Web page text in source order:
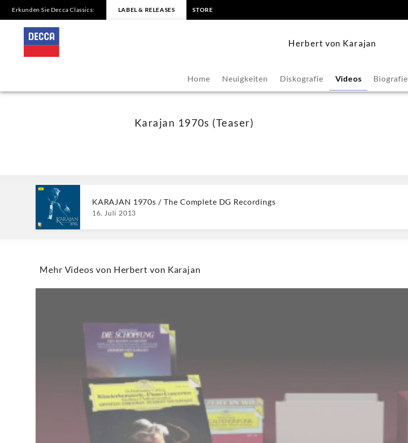
Karajan
1970s
-
Classics
Erkunden Sie Decca Classics: LABEL & RELEASES STORE
Herbert von Karajan
Home Neuigkeiten Diskografie Videos Biografie
Karajan 1970s (Teaser)
KARAJAN 1970s / The Complete DG Recordings
16. Juli 2013
Mehr Videos von Herbert von Karajan